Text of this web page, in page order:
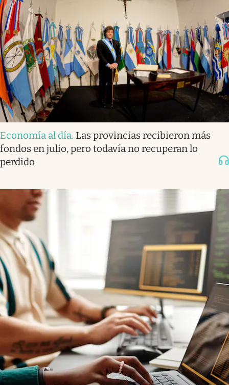
Economía al día. Las provincias recibieron más
fondos en julio, pero todavía no recuperan lo
perdido